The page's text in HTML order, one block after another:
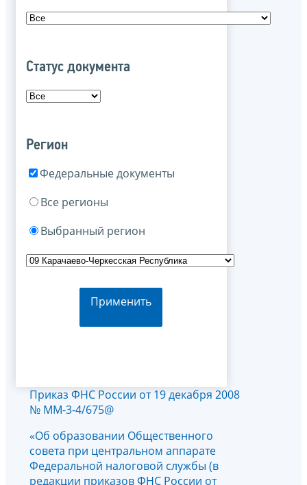
Статус документа
Регион
Федеральные документы
Все регионы
Выбранный регион
Применить
Приказ ФНС России от 19 декабря 2008
№ ММ-3-4/675@
«Об образовании Общественного
совета при центральном аппарате
Федеральной налоговой службы (в
редакции приказов ФНС России от